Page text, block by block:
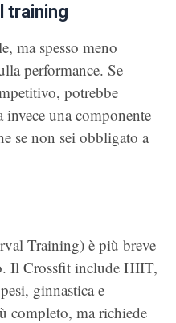
training
ma spesso meno
performance. Se
potrebbe
una componente
se non sei obbligato a
Training) è più breve
Il Crossfit include HIIT,
ginnastica e
completo, ma richiede